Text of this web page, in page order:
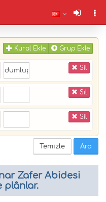
Kural Ekle Grup Ekle
Sil
Sil
Sil
Temizle Ara
Zafer Abidesi
plânlar.